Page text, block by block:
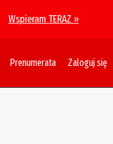
Wspieram TERAZ »
Prenumerata Zaloguj się